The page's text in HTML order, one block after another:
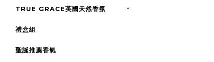
TRUE GRACE英國天然香氛
禮盒組
聖誕推薦香氣